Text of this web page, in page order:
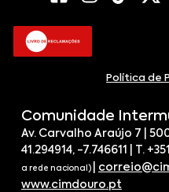
Política de
Comunidade
Av. Carvalho Araújo 7 |
41.294914, -7.746611 | T.
a rede nacional)
www.cimdouro.pt